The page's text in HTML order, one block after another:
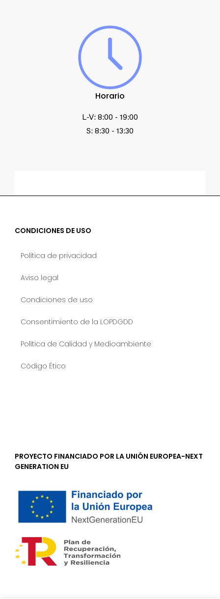
Horario
L-V: 8:00 - 19:00
S: 8:30 - 13:30
CONDICIONES DE USO
Política de privacidad
Aviso legal
Condiciones de uso
Consentimiento de la LOPDGDD
Política de Calidad y Medioambiente
Código Ético
PROYECTO FINANCIADO POR LA UNIÓN EUROPEA-NEXT
GENERATION EU